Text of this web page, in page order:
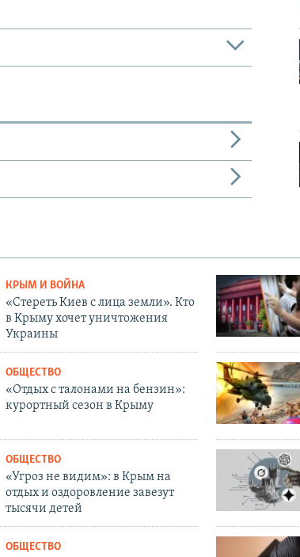
КРЫМ И ВОЙНА
«Стереть Киев с лица земли». Кто
в Крыму хочет уничтожения
Украины
ОБЩЕСТВО
«Отдых с талонами на бензин»:
курортный сезон в Крыму
ОБЩЕСТВО
«Угроз не видим»: в Крым на
отдых и оздоровление завезут
тысячи детей
ОБЩЕСТВО